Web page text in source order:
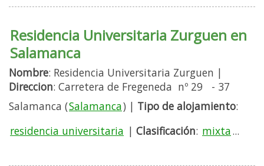
Residencia Universitaria Zurguen en
Salamanca
Nombre: Residencia Universitaria Zurguen |
Direccion: Carretera de Fregeneda nº 29 - 37
Salamanca (Salamanca) | Tipo de alojamiento:
residencia universitaria | Clasificación: mixta...